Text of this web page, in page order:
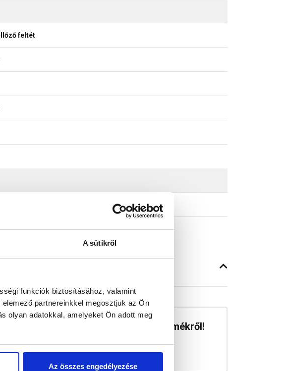
A sütikről
funkciók biztosításához, valamint
partnereinkkel megosztjuk az Ön
olyan adatokkal, amelyeket Ön adott meg
Az összes engedélyezése
feltét
Mondd el a véleményed erről a termékről!